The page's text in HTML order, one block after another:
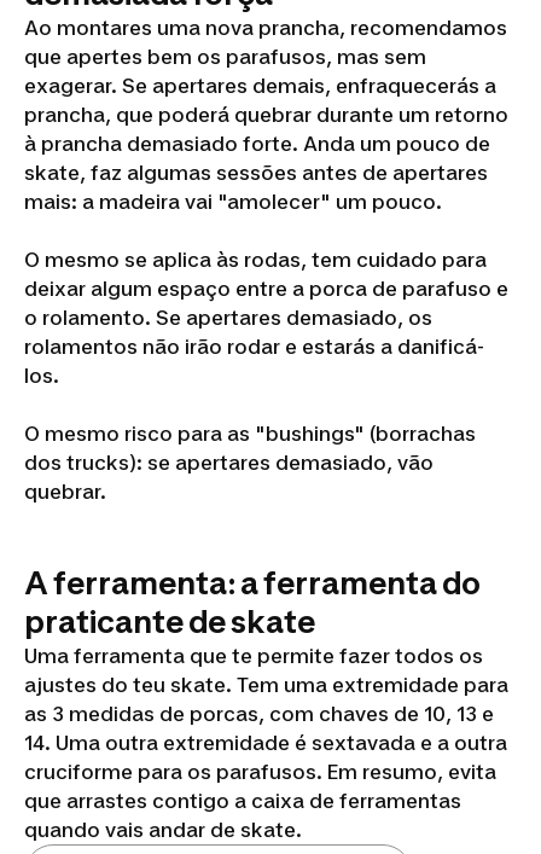
Ao montares uma nova prancha, recomendamos
que apertes bem os parafusos, mas sem
exagerar. Se apertares demais, enfraquecerás a
prancha, que poderá quebrar durante um retorno
à prancha demasiado forte. Anda um pouco de
skate, faz algumas sessões antes de apertares
mais: a madeira vai "amolecer" um pouco.
O mesmo se aplica às rodas, tem cuidado para
deixar algum espaço entre a porca de parafuso e
o rolamento. Se apertares demasiado, os
rolamentos não irão rodar e estarás a danificá-
los.
O mesmo risco para as "bushings" (borrachas
dos trucks): se apertares demasiado, vão
quebrar.
A ferramenta: a ferramenta do
praticante de skate
Uma ferramenta que te permite fazer todos os
ajustes do teu skate. Tem uma extremidade para
as 3 medidas de porcas, com chaves de 10, 13 e
14. Uma outra extremidade é sextavada e a outra
cruciforme para os parafusos. Em resumo, evita
que arrastes contigo a caixa de ferramentas
quando vais andar de skate.